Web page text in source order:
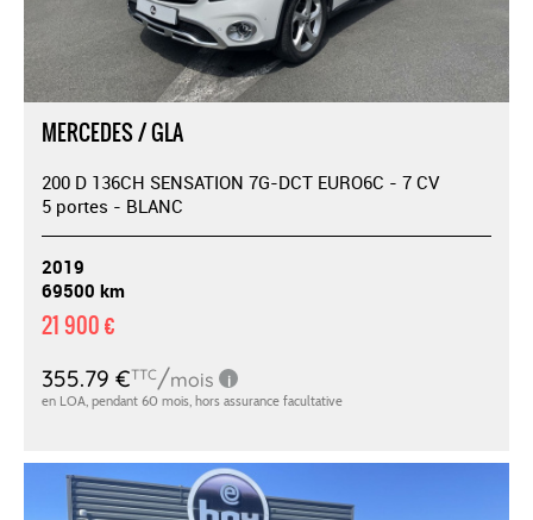
MERCEDES / GLA
200 D 136CH SENSATION 7G-DCT EURO6C - 7 CV
5 portes - BLANC
2019
69500 km
21 900 €